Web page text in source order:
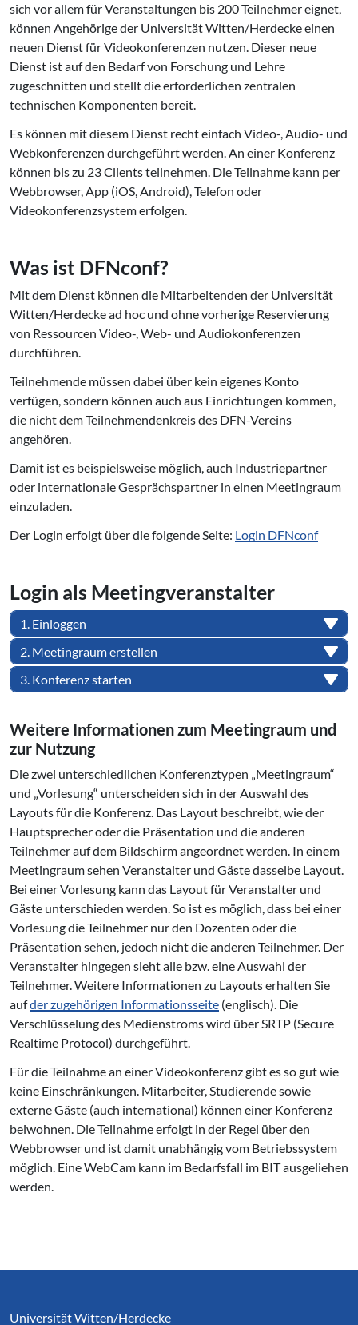
sich vor allem für Veranstaltungen bis 200 Teilnehmer eignet,
können Angehörige der Universität Witten/Herdecke einen
neuen Dienst für Videokonferenzen nutzen. Dieser neue
Dienst ist auf den Bedarf von Forschung und Lehre
zugeschnitten und stellt die erforderlichen zentralen
technischen Komponenten bereit.
Es können mit diesem Dienst recht einfach Video-, Audio- und
Webkonferenzen durchgeführt werden. An einer Konferenz
können bis zu 23 Clients teilnehmen. Die Teilnahme kann per
Webbrowser, App (iOS, Android), Telefon oder
Videokonferenzsystem erfolgen.
Was ist DFNconf?
Mit dem Dienst können die Mitarbeitenden der Universität
Witten/Herdecke ad hoc und ohne vorherige Reservierung
von Ressourcen Video-, Web- und Audiokonferenzen
durchführen.
Teilnehmende müssen dabei über kein eigenes Konto
verfügen, sondern können auch aus Einrichtungen kommen,
die nicht dem Teilnehmendenkreis des DFN-Vereins
angehören.
Damit ist es beispielsweise möglich, auch Industriepartner
oder internationale Gesprächspartner in einen Meetingraum
einzuladen.
Der Login erfolgt über die folgende Seite: Login DFNconf
Login als Mee­ting­ver­an­stal­ter
1. Einloggen
2. Meetingraum erstellen
3. Konferenz starten
Weitere In­for­ma­tio­nen zum Meetingraum und
zur Nutzung
Die zwei unterschiedlichen Konferenztypen „Meetingraum“
und „Vorlesung“ unterscheiden sich in der Auswahl des
Layouts für die Konferenz. Das Layout beschreibt, wie der
Hauptsprecher oder die Präsentation und die anderen
Teilnehmer auf dem Bildschirm angeordnet werden. In einem
Meetingraum sehen Veranstalter und Gäste dasselbe Layout.
Bei einer Vorlesung kann das Layout für Veranstalter und
Gäste unterschieden werden. So ist es möglich, dass bei einer
Vorlesung die Teilnehmer nur den Dozenten oder die
Präsentation sehen, jedoch nicht die anderen Teilnehmer. Der
Veranstalter hingegen sieht alle bzw. eine Auswahl der
Teilnehmer. Weitere Informationen zu Layouts erhalten Sie
aufder zugehörigen Informationsseite (englisch). Die
Verschlüsselung des Medienstroms wird über SRTP (Secure
Realtime Protocol) durchgeführt.
Für die Teilnahme an einer Videokonferenz gibt es so gut wie
keine Einschränkungen. Mitarbeiter, Studierende sowie
externe Gäste (auch international) können einer Konferenz
beiwohnen. Die Teilnahme erfolgt in der Regel über den
Webbrowser und ist damit unabhängig vom Betriebssystem
möglich. Eine WebCam kann im Bedarfsfall im BIT ausgeliehen
werden.
Universität Witten/Herdecke